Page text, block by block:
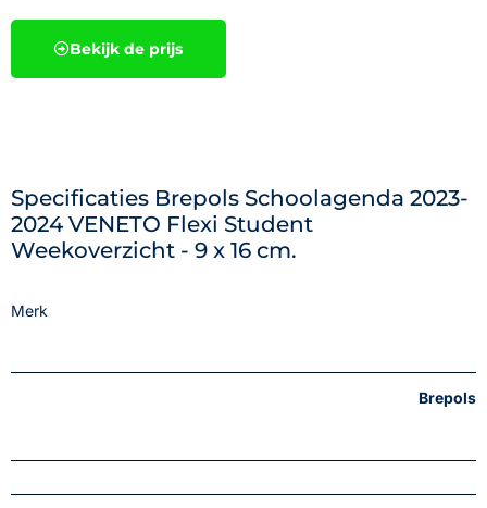
Bekijk de prijs
Specificaties Brepols Schoolagenda 2023-
2024 VENETO Flexi Student
Weekoverzicht - 9 x 16 cm.
Merk
Brepols